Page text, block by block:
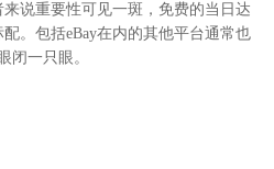
说重要性可见一斑，免费的当日达
。包括eBay在内的其他平台通常也
闭一只眼。